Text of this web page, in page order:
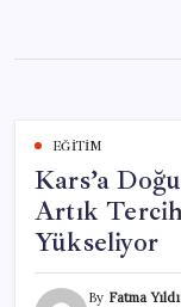
content
EĞITIM
Kars’a
Artık
Yükseliyor
By Fatma